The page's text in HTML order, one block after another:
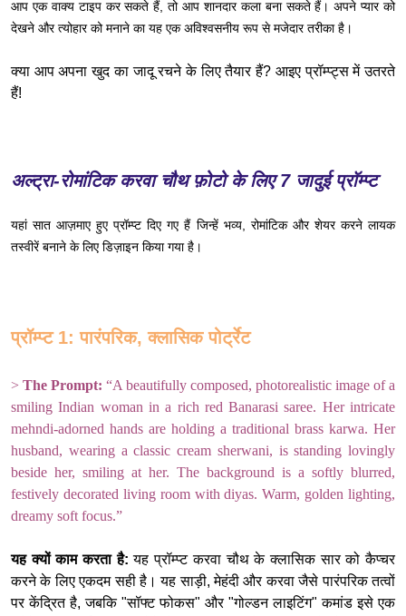
आप एक वाक्य टाइप कर सकते हैं, तो आप शानदार कला बना सकते हैं। अपने प्यार को
देखने और त्योहार को मनाने का यह एक अविश्वसनीय रूप से मजेदार तरीका है।
क्या आप अपना खुद का जादू रचने के लिए तैयार हैं? आइए प्रॉम्प्ट्स में उतरते
हैं!
अल्ट्रा-रोमांटिक करवा चौथ फ़ोटो के लिए 7 जादुई प्रॉम्प्ट
यहां सात आज़माए हुए प्रॉम्प्ट दिए गए हैं जिन्हें भव्य, रोमांटिक और शेयर करने लायक
तस्वीरें बनाने के लिए डिज़ाइन किया गया है।
प्रॉम्प्ट 1: पारंपरिक, क्लासिक पोर्ट्रेट
> The Prompt: “A beautifully composed, photorealistic image of a
smiling Indian woman in a rich red Banarasi saree. Her intricate
mehndi-adorned hands are holding a traditional brass karwa. Her
husband, wearing a classic cream sherwani, is standing lovingly
beside her, smiling at her. The background is a softly blurred,
festively decorated living room with diyas. Warm, golden lighting,
dreamy soft focus.”
यह क्यों काम करता है: यह प्रॉम्प्ट करवा चौथ के क्लासिक सार को कैप्चर
करने के लिए एकदम सही है। यह साड़ी, मेहंदी और करवा जैसे पारंपरिक तत्वों
पर केंद्रित है, जबकि "सॉफ्ट फोकस" और "गोल्डन लाइटिंग" कमांड इसे एक